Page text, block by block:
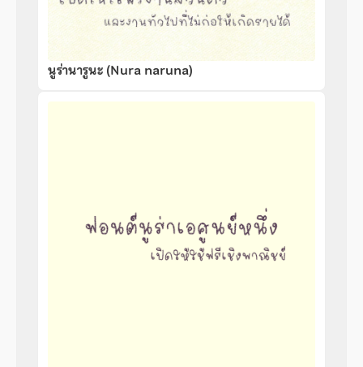
นูร่านารูนะ (Nura naruna)